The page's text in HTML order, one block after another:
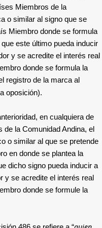
Miembros de la
o similar al signo que se
Miembro donde se formula
este último pueda inducir
y se acredite el interés real
donde se formula la
registro de la marca al
oposición).
en cualquiera de
la Comunidad Andina, el
o similar al que se pretende
en donde se plantea la
dicho signo pueda inducir a
y se acredite el interés real
donde se formule la